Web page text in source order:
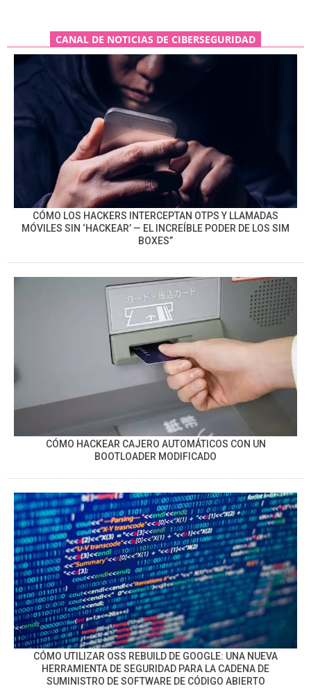
CANAL DE NOTICIAS DE CIBERSEGURIDAD
CÓMO LOS HACKERS INTERCEPTAN OTPS Y LLAMADAS
MÓVILES SIN ‘HACKEAR’ — EL INCREÍBLE PODER DE LOS SIM
BOXES”
CÓMO HACKEAR CAJERO AUTOMÁTICOS CON UN
BOOTLOADER MODIFICADO
CÓMO UTILIZAR OSS REBUILD DE GOOGLE: UNA NUEVA
HERRAMIENTA DE SEGURIDAD PARA LA CADENA DE
SUMINISTRO DE SOFTWARE DE CÓDIGO ABIERTO